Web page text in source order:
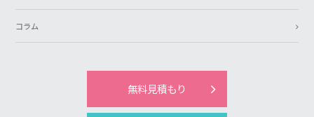
コラム
無料見積もり